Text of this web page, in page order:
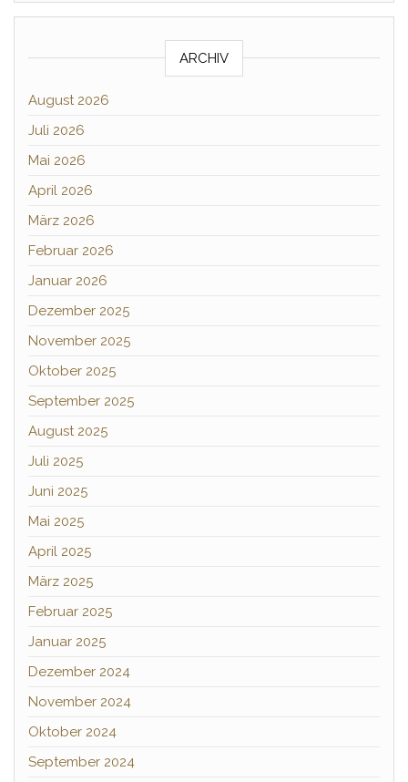
ARCHIV
August 2026
Juli 2026
Mai 2026
April 2026
März 2026
Februar 2026
Januar 2026
Dezember 2025
November 2025
Oktober 2025
September 2025
August 2025
Juli 2025
Juni 2025
Mai 2025
April 2025
März 2025
Februar 2025
Januar 2025
Dezember 2024
November 2024
Oktober 2024
September 2024